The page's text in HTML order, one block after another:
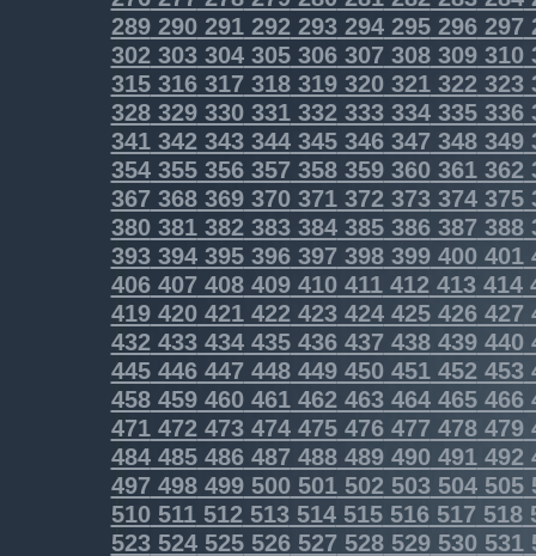
289290291292293294295296297
302303304305306307308309310
315316317318319320321322323
328329330331332333334335336
341342343344345346347348349
354355356357358359360361362
367368369370371372373374375
380381382383384385386387 388
393394395396397398399400401
406407408409410411412413414
419420421422423424425426427
432433434435436437438439440
445446447448449450451452453
458459460461462463464465466
471472473474475476477 478479
484485486487 488489490491492
497498499500501502503504505
510511512513514515516517 518
523524525526527 528529530 531